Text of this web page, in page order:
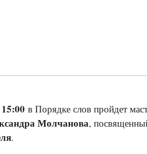
в Порядке слов пройдет
Молчанова,
.